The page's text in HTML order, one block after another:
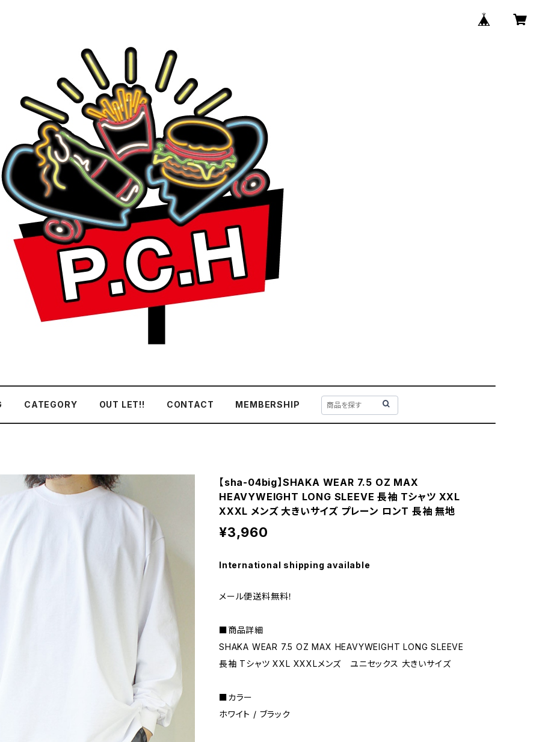
CATEGORY OUT LET!! CONTACT MEMBERSHIP
【sha-04big】SHAKA WEAR 7.5 OZ MAX
HEAVYWEIGHT LONG SLEEVE 長袖 Tシャツ XXL
XXXL メンズ 大きいサイズ プレーン ロンT 長袖 無地
¥3,960
International shipping available
メール便送料無料！
■商品詳細
SHAKA WEAR 7.5 OZ MAX HEAVYWEIGHT LONG SLEEVE
長袖 Tシャツ XXL XXXLメンズ ユニセックス 大きいサイズ
■カラー
ホワイト / ブラック